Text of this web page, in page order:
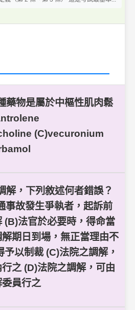
藥物是屬於中樞性肌肉鬆
(C)vecuronium
解，下列敘述何者錯誤？
事故發生爭執者，起訴前
(B)法官於必要時，得命當
期日到場，無正當理由不
予以制裁 (C)法院之調解，
之 (D)法院之調解，可由
員行之